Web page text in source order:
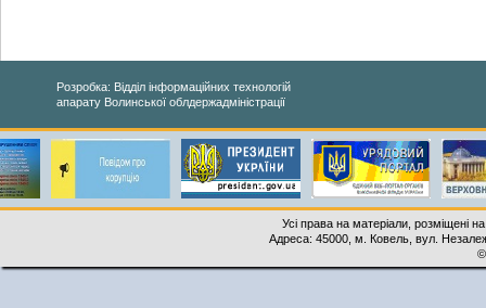
Розробка: Відділ інформаційних технологій
апарату Волинської облдержадміністрації
Усі права на матеріали, розміщені
Адреса: 45000, м. Ковель, вул.